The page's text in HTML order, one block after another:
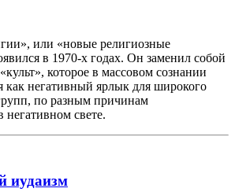
или «новые религиозные
в 1970-х годах. Он заменил собой
которое в массовом сознании
как негативный ярлык для широкого
по разным причинам
свете.
иудаизм